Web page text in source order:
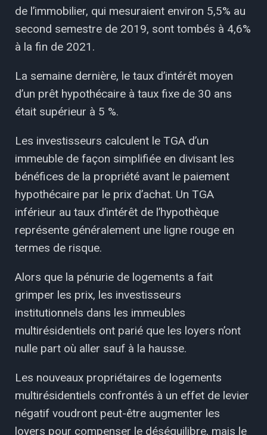
de l’immobilier, qui mesuraient environ 5,5% au
second semestre de 2019, sont tombés à 4,6%
à la fin de 2021.
La semaine dernière, le taux d’intérêt moyen
d’un prêt hypothécaire à taux fixe de 30 ans
était supérieur à 5 %.
Les investisseurs calculent le TGA d’un
immeuble de façon simplifiée en divisant les
bénéfices de la propriété avant le paiement
hypothécaire par le prix d’achat. Un TGA
inférieur au taux d’intérêt de l’hypothèque
représente généralement une ligne rouge en
termes de risque.
Alors que la pénurie de logements a fait
grimper les prix, les investisseurs
institutionnels dans les immeubles
multirésidentiels ont parié que les loyers n’ont
nulle part où aller sauf à la hausse.
Les nouveaux propriétaires de logements
multirésidentiels confrontés à un effet de levier
négatif voudront peut-être augmenter les
loyers pour compenser le déséquilibre, mais le